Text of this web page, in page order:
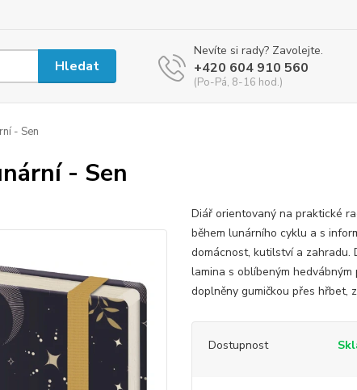
Hledat
Nevíte si rady? Zavolejte.
+420 604 910 560
(Po-Pá, 8-16 hod.)
- Sen
- Sen
Diář orientovaný na praktické
během lunárního cyklu a s
domácnost, kutilství a zahradu.
lamina s oblíbeným
doplněny gumičkou přes hřbet,
Dostupnost